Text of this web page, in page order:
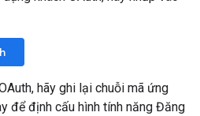
hãy ghi lại chuỗi mã ứng
để định cấu hình tính năng Đăng